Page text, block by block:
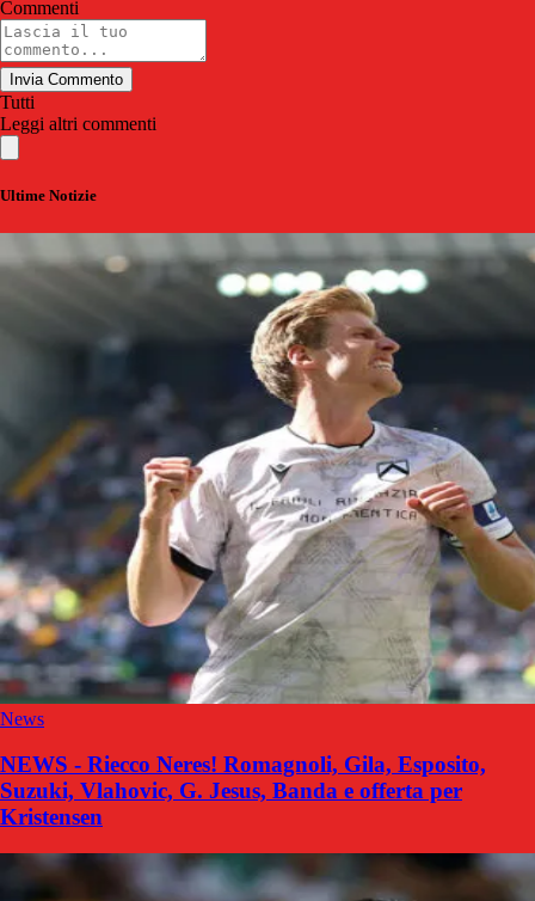
Commenti
Invia Commento
Tutti
Leggi altri commenti
Ultime Notizie
News
NEWS - Riecco Neres! Romagnoli, Gila, Esposito,
Suzuki, Vlahovic, G. Jesus, Banda e offerta per
Kristensen